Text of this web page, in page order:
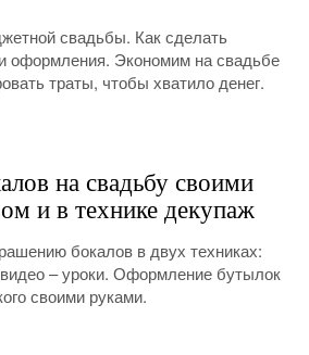
свадьбы. Как сделать
оформления. Экономим на свадьбе
траты, чтобы хватило денег.
на свадьбу своими
и в технике декупаж
бокалов в двух техниках:
– уроки. Оформление бутылок
своими руками.